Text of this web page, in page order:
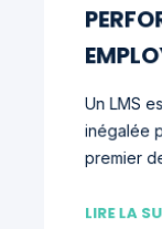
Un LMS
inégalée
premier
LIRE LA